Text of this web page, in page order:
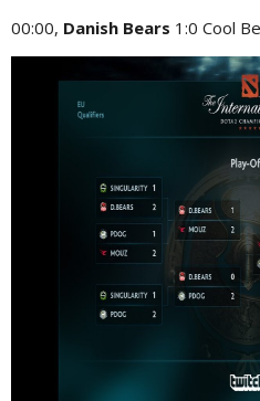
00:00, Danish Bears 1:0 Cool